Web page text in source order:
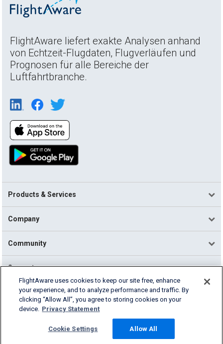
FlightAware liefert exakte Analysen anhand
von Echtzeit-Flugdaten, Flugverläufen und
Prognosen für alle Bereiche der
Luftfahrtbranche.
Products & Services
Company
Community
Support
English (USA)
2026 FlightAware
Cookie Settings
FlightAware uses cookies to keep our site free, enhance
your experience, and to analyze performance and traffic. By
clicking “Allow All”, you agree to storing cookies on your
device. Privacy Statement
Cookie Settings Allow All